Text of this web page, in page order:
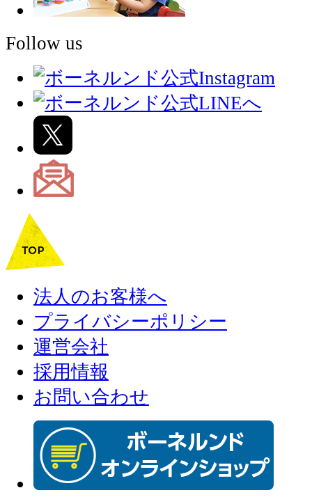
Follow us
法人のお客様へ
プライバシーポリシー
運営会社
採用情報
お問い合わせ